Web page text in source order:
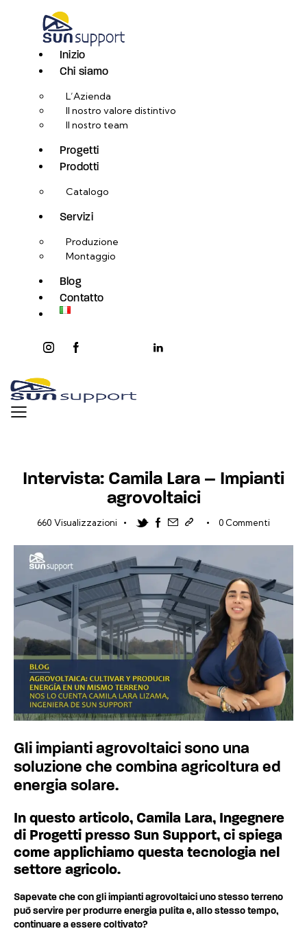
Inizio
Chi siamo
L’Azienda
Il nostro valore distintivo
Il nostro team
Progetti
Prodotti
Catalogo
Servizi
Produzione
Montaggio
Blog
Contatto
instagramfacebook-
youtube2
linkedin
Intervista: Camila Lara – Impianti
agrovoltaici
660 Visualizzazioni Twitter-new
Facebook
Share-email
Copia link
0 Commenti
Gli impianti agrovoltaici sono una
soluzione che combina agricoltura ed
energia solare.
In questo articolo, Camila Lara, Ingegnere
di Progetti presso Sun Support, ci spiega
come applichiamo questa tecnologia nel
settore agricolo.
Sapevate che con gli impianti agrovoltaici uno stesso terreno
può servire per produrre energia pulita e, allo stesso tempo,
continuare a essere coltivato?